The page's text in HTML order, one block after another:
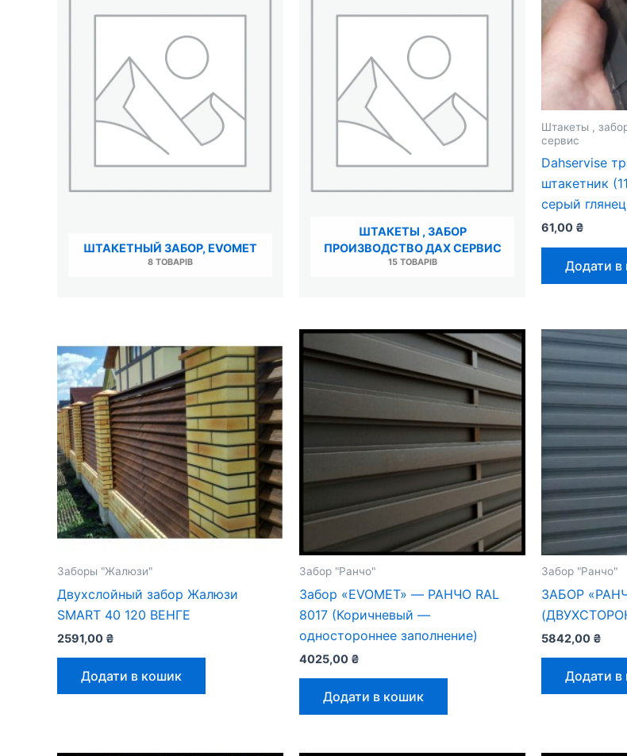
ШТАКЕТНЫЙ ЗАБОР, EVOMET
8 ТОВАРІВ
ШТАКЕТЫ , ЗАБОР
ПРОИЗВОДСТВО ДАХ СЕРВИС
15 ТОВАРІВ
Штакеты ,
сервис
Dahservise
штакетник
серый
61,00 ₴
Додати в
Заборы "Жалюзи"
Двухслойный забор Жалюзи
SMART 40 120 ВЕНГЕ
2591,00 ₴
Додати в кошик
Забор "Ранчо"
Забор «EVOMET» — РАНЧО RAL
8017 (Коричневый —
одностороннее заполнение)
4025,00 ₴
Додати в кошик
Забор "Ранчо"
ЗАБОР
5842,00 ₴
Додати в